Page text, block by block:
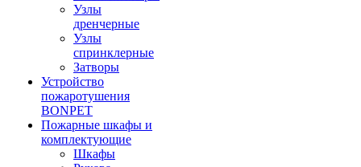
Узлы
дренчерные
Узлы
спринклерные
Затворы
Устройство
пожаротушения
BONPET
Пожарные шкафы и
комплектующие
Шкафы